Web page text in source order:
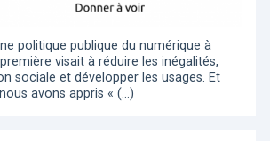
politique publique du numérique à
visait à réduire les inégalités,
sociale et développer les usages. Et
avons appris « (…)